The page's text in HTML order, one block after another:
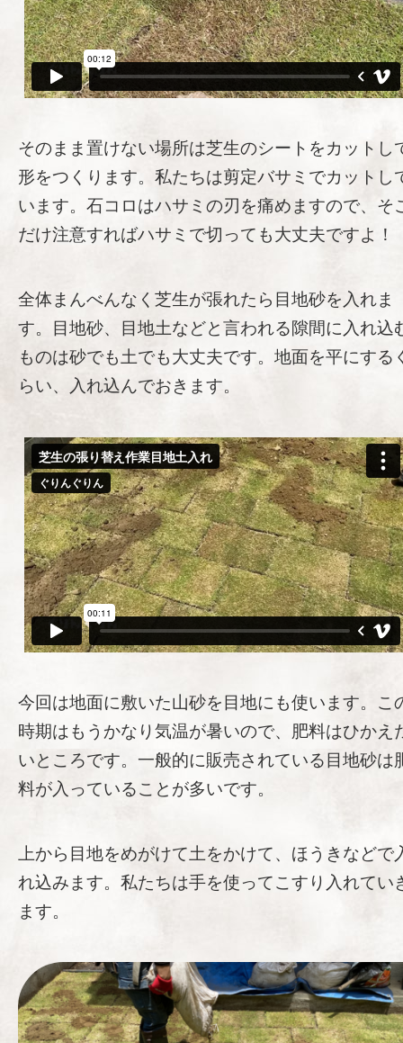
そのまま置けない場所は芝生のシートをカットし
形をつくります。私たちは剪定バサミでカットし
います。石コロはハサミの刃を痛めますので、そ
だけ注意すればハサミで切っても大丈夫ですよ！
全体まんべんなく芝生が張れたら目地砂を入れま
す。目地砂、目地土などと言われる隙間に入れ込
ものは砂でも土でも大丈夫です。地面を平にする
らい、入れ込んでおきます。
今回は地面に敷いた山砂を目地にも使います。こ
時期はもうかなり気温が暑いので、肥料はひかえ
いところです。一般的に販売されている目地砂は
料が入っていることが多いです。
上から目地をめがけて土をかけて、ほうきなどで
れ込みます。私たちは手を使ってこすり入れてい
ます。